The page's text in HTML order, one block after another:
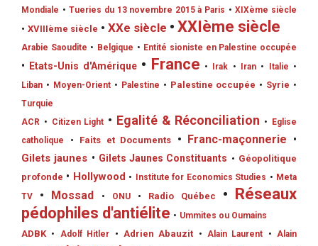
Mondiale • Tueries du 13 novembre 2015 à Paris • XIXème siècle
• XVIIIème siècle • XXe siècle • XXIème siècle
Arabie Saoudite • Belgique • Entité sioniste en Palestine occupée
• Etats-Unis d'Amérique • France • Irak • Iran • Italie •
Liban • Moyen-Orient • Palestine • Palestine occupée • Syrie •
Turquie
ACR • Citizen Light • Egalité & Réconciliation •
Eglise
catholique
• Faits et Documents • Franc-maçonnerie
•
Gilets jaunes • Gilets Jaunes Constituants • Géopolitique
profonde • Hollywood • Institute for Economics Studies • Meta
TV
• Mossad • ONU • Radio Québec • Réseaux
pédophiles d'antiélite • Ummites ou Oumains
ADBK • Adolf Hitler • Adrien Abauzit • Alain Laurent • Alain